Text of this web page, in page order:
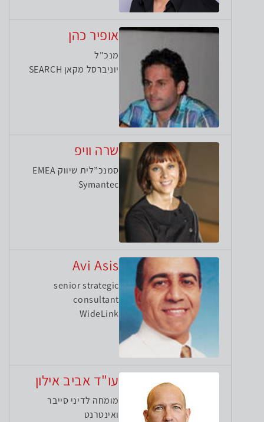
אופיר כהן
מנכ"ל
יוניברסל מקאן SEARCH
שרה וויפ
סמנכ”לית שיווק EMEA
Symantec
Avi Asis
senior strategic
consultant
WideLink
עו"ד אביב אילון
מומחה לדיני סייבר
ואינטרנט